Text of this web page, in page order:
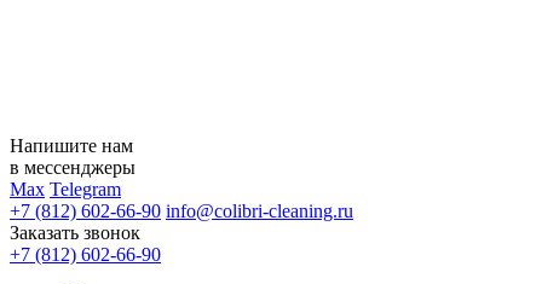
Напишите нам
в мессенджеры
Max Telegram
+7 (812) 602-66-90 info@colibri-cleaning.ru
Заказать звонок
+7 (812) 602-66-90